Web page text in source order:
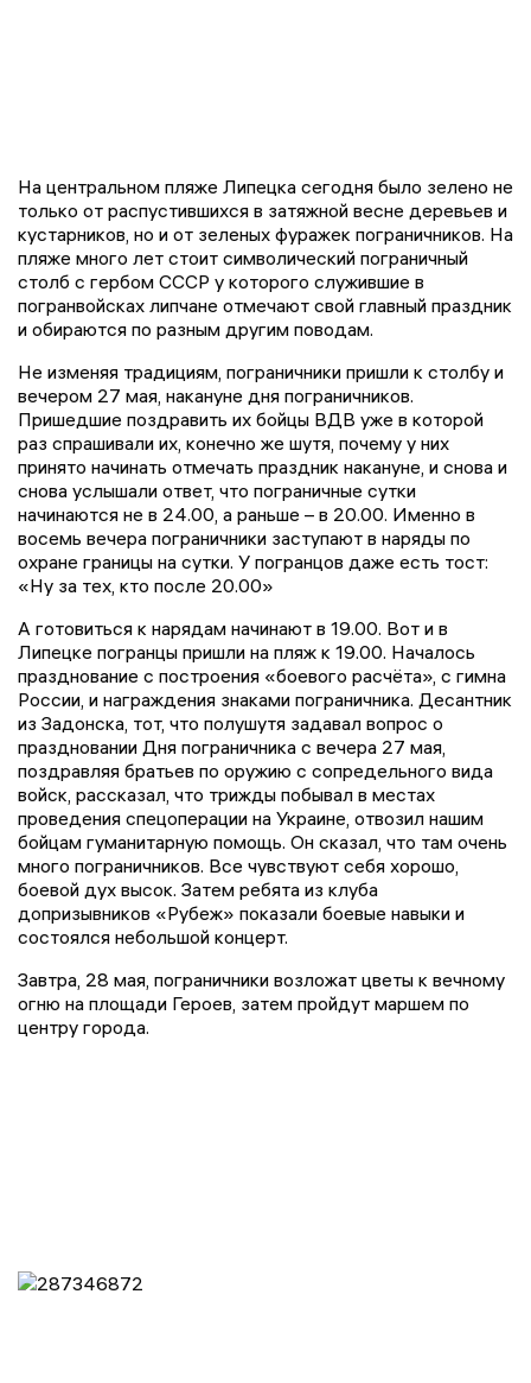
На центральном пляже Липецка сегодня было зелено не
только от распустившихся в затяжной весне деревьев и
кустарников, но и от зеленых фуражек пограничников. На
пляже много лет стоит символический пограничный
столб с гербом СССР у которого служившие в
погранвойсках липчане отмечают свой главный праздник
и обираются по разным другим поводам.
Не изменяя традициям, пограничники пришли к столбу и
вечером 27 мая, накануне дня пограничников.
Пришедшие поздравить их бойцы ВДВ уже в которой
раз спрашивали их, конечно же шутя, почему у них
принято начинать отмечать праздник накануне, и снова и
снова услышали ответ, что пограничные сутки
начинаются не в 24.00, а раньше – в 20.00. Именно в
восемь вечера пограничники заступают в наряды по
охране границы на сутки. У погранцов даже есть тост:
«Ну за тех, кто после 20.00»
А готовиться к нарядам начинают в 19.00. Вот и в
Липецке погранцы пришли на пляж к 19.00. Началось
празднование с построения «боевого расчёта», с гимна
России, и награждения знаками пограничника. Десантник
из Задонска, тот, что полушутя задавал вопрос о
праздновании Дня пограничника с вечера 27 мая,
поздравляя братьев по оружию с сопредельного вида
войск, рассказал, что трижды побывал в местах
проведения спецоперации на Украине, отвозил нашим
бойцам гуманитарную помощь. Он сказал, что там очень
много пограничников. Все чувствуют себя хорошо,
боевой дух высок. Затем ребята из клуба
допризывников «Рубеж» показали боевые навыки и
состоялся небольшой концерт.
Завтра, 28 мая, пограничники возложат цветы к вечному
огню на площади Героев, затем пройдут маршем по
центру города.